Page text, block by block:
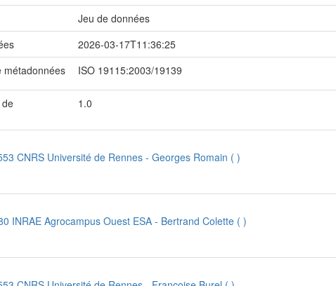
Jeu de données
2026-03-17T11:36:25
métadonnées
ISO 19115:2003/19139
1.0
CNRS Université de Rennes- Georges Romain ( )
INRAE Agrocampus Ouest ESA - Bertrand Colette ( )